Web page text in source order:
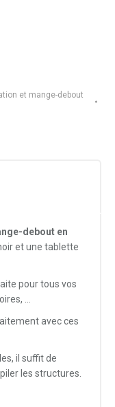
et mange-debout
debout en
et une tablette
pour tous vos
…
avec ces
il suffit de
les structures.